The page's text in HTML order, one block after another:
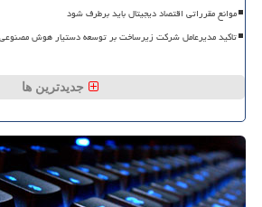
موانع مقرراتی اقتصاد دیجیتال باید برطرف شود
تاکید مدیرعامل شرکت زیرساخت بر توسعه دستیار هوش
جدیدترین ها